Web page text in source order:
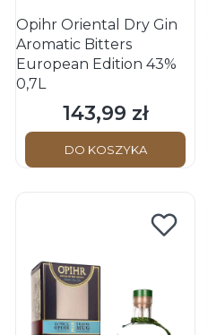
Opihr Oriental Dry Gin
Aromatic Bitters
European Edition 43%
0,7L
Cena
143,99 zł
DO KOSZYKA